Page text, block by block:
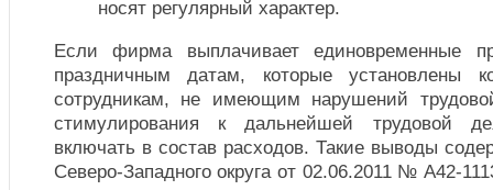
носят регулярный характер.
Если фирма выплачивает единовременные
праздничным датам, которые установлены
сотрудникам, не имеющим нарушений
стимулирования к дальнейшей трудовой
включать в состав расходов. Такие выводы
Северо-Западного округа от 02.06.2011 № А42-